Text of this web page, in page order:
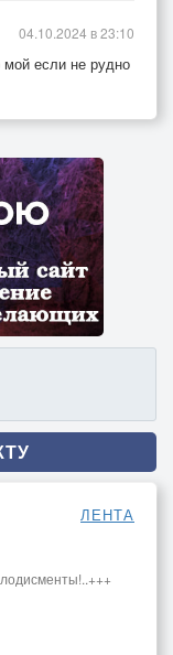
если не рудно
04.10.2024 в 23:10
ЛЕНТА